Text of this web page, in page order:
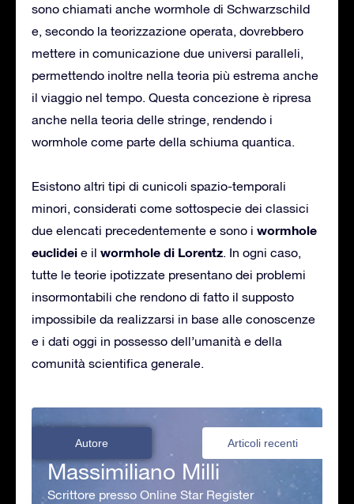
sono chiamati anche wormhole di Schwarzschild
e, secondo la teorizzazione operata, dovrebbero
mettere in comunicazione due universi paralleli,
permettendo inoltre nella teoria più estrema anche
il viaggio nel tempo. Questa concezione è ripresa
anche nella teoria delle stringe, rendendo i
wormhole come parte della schiuma quantica.
Esistono altri tipi di cunicoli spazio-temporali
minori, considerati come sottospecie dei classici
due elencati precedentemente e sono i wormhole
euclidei e il wormhole di Lorentz. In ogni caso,
tutte le teorie ipotizzate presentano dei problemi
insormontabili che rendono di fatto il supposto
impossibile da realizzarsi in base alle conoscenze
e i dati oggi in possesso dell’umanità e della
comunità scientifica generale.
Autore Articoli recenti
Massimiliano Milli
Scrittore presso Online Star Register